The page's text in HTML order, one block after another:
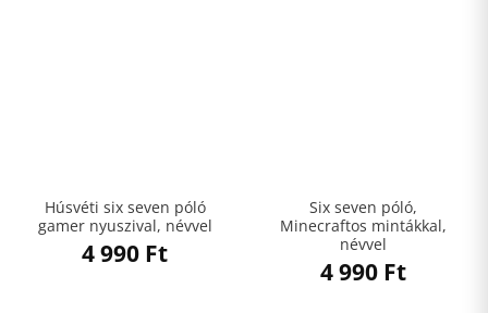
Húsvéti six seven póló
gamer nyuszival, névvel
4 990 Ft
Six seven póló,
Minecraftos mintákkal,
névvel
4 990 Ft